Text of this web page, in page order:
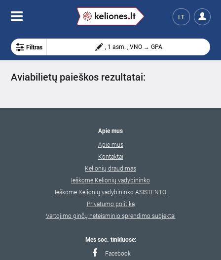
LT
Filtras , 1 asm. , VNO → GPA
Aviabilietų paieškos rezultatai:
Apie mus
Apie mus
Kontaktai
Kelionių draudimas
Ieškome Kelionių vadybininko
Ieškome Kelionių vadybininko ASISTENTO
Privatumo politika
Vartojimo ginčų neteisminio sprendimo subjektai
Mes soc. tinkluose:
Facebook